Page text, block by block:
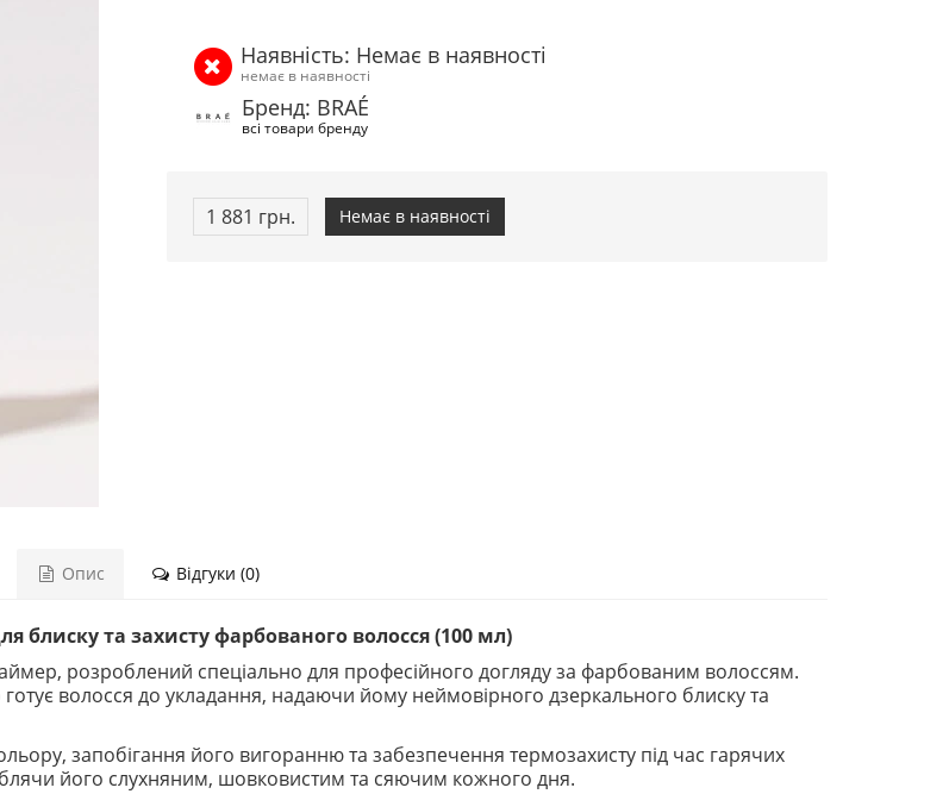
Наявність: Немає в наявності
немає в наявності
Бренд: BRAÉ
всі товари бренду
1 881 грн. Немає в наявності
Опис Відгуки (0)
блиску та захисту фарбованого волосся (100 мл)
розроблений спеціально для професійного догляду за фарбованим волоссям.
волосся до укладання, надаючи йому неймовірного дзеркального блиску та
запобігання його вигоранню та забезпечення термозахисту під час гарячих
його слухняним, шовковистим та сяючим кожного дня.